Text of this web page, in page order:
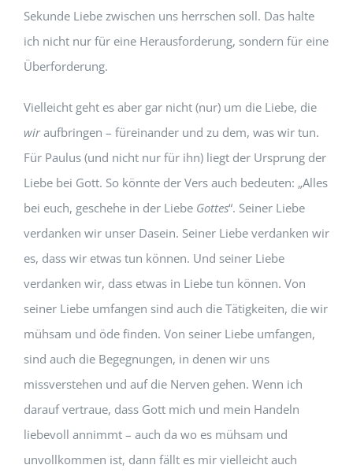
Sekunde Liebe zwischen uns herrschen soll. Das halte
ich nicht nur für eine Herausforderung, sondern für eine
Überforderung.
Vielleicht geht es aber gar nicht (nur) um die Liebe, die
wiraufbringen – füreinander und zu dem, was wir tun.
Für Paulus (und nicht nur für ihn) liegt der Ursprung der
Liebe bei Gott. So könnte der Vers auch bedeuten: „Alles
bei euch, geschehe in der Liebe Gottes“. Seiner Liebe
verdanken wir unser Dasein. Seiner Liebe verdanken wir
es, dass wir etwas tun können. Und seiner Liebe
verdanken wir, dass etwas in Liebe tun können. Von
seiner Liebe umfangen sind auch die Tätigkeiten, die wir
mühsam und öde finden. Von seiner Liebe umfangen,
sind auch die Begegnungen, in denen wir uns
missverstehen und auf die Nerven gehen. Wenn ich
darauf vertraue, dass Gott mich und mein Handeln
liebevoll annimmt – auch da wo es mühsam und
unvollkommen ist, dann fällt es mir vielleicht auch